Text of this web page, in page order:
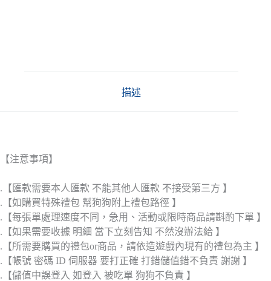
描述
【注意事項】
.【匯款需要本人匯款 不能其他人匯款 不接受第三方 】
.【如購買特殊禮包 幫狗狗附上禮包路徑 】
.【每張單處理速度不同，急用、活動或限時商品請斟酌下單 】
.【如果需要收據 明細 當下立刻告知 不然沒辦法給 】
.【所需要購買的禮包or商品，請依造遊戲內現有的禮包為主 】
.【帳號 密碼 ID 伺服器 要打正確 打錯儲值錯不負責 謝謝 】
.【儲值中誤登入 如登入 被吃單 狗狗不負責 】